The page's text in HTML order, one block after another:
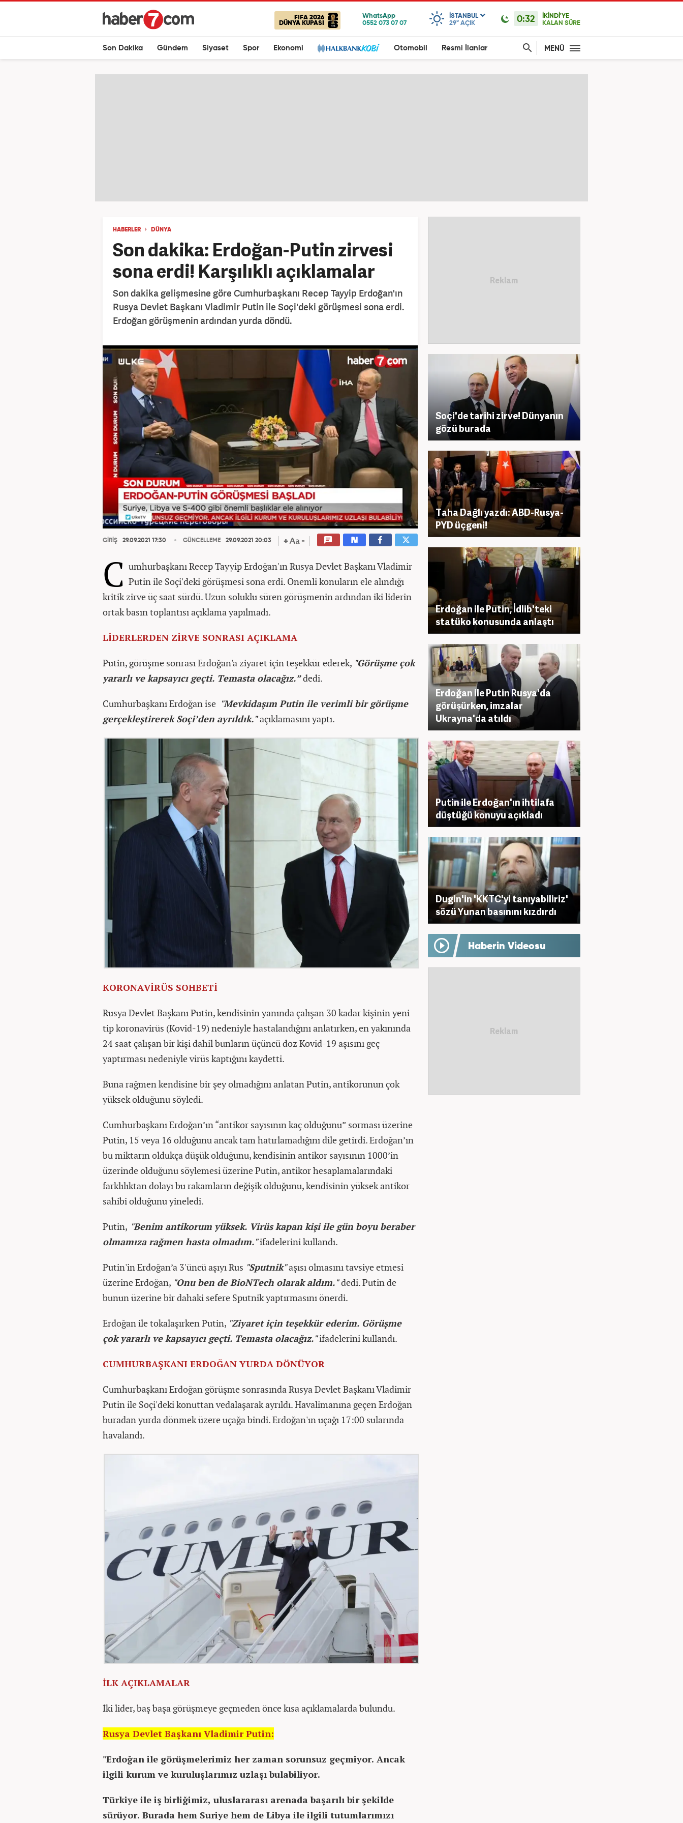
FIFA 2026
DÜNYA KUPASI
ISTANBUL
29° AÇIK 0:32
İKİNDİ'YE
KALAN SÜRE
Son Dakika Gündem Siyaset Spor Ekonomi Otomobil Resmi İlanlar MENÜ
HABERLER DÜNYA
Son dakika: Erdoğan-Putin zirvesi
sona erdi! Karşılıklı açıklamalar
Son dakika gelişmesine göre Cumhurbaşkanı Recep Tayyip Erdoğan'ın
Rusya Devlet Başkanı Vladimir Putin ile Soçi'deki görüşmesi sona erdi.
Erdoğan görüşmenin ardından yurda döndü.
GİRİŞ 29.09.2021 17:30 GÜNCELLEME 29.09.2021 20:03
C umhurbaşkanı Recep Tayyip Erdoğan'ın Rusya Devlet Başkanı Vladimir
Putin ile Soçi'deki görüşmesi sona erdi. Önemli konuların ele alındığı
kritik zirve üç saat sürdü. Uzun soluklu süren görüşmenin ardından iki liderin
ortak basın toplantısı açıklama yapılmadı.
LİDERLERDEN ZİRVE SONRASI AÇIKLAMA
Putin, görüşme sonrası Erdoğan'a ziyaret için teşekkür ederek, "Görüşme çok
yararlı ve kapsayıcı geçti. Temasta olacağız.”dedi.
Cumhurbaşkanı Erdoğan ise "Mevkidaşım Putin ile verimli bir görüşme
gerçekleştirerek Soçi’den ayrıldık."açıklamasını yaptı.
KORONAVİRÜS SOHBETİ
Rusya Devlet Başkanı Putin, kendisinin yanında çalışan 30 kadar kişinin yeni
tip koronavirüs (Kovid-19) nedeniyle hastalandığını anlatırken, en yakınında
24 saat çalışan bir kişi dahil bunların üçüncü doz Kovid-19 aşısını geç
yaptırması nedeniyle virüs kaptığını kaydetti.
Buna rağmen kendisine bir şey olmadığını anlatan Putin, antikorunun çok
yüksek olduğunu söyledi.
Cumhurbaşkanı Erdoğan’ın “antikor sayısının kaç olduğunu” sorması üzerine
Putin, 15 veya 16 olduğunu ancak tam hatırlamadığını dile getirdi. Erdoğan’ın
bu miktarın oldukça düşük olduğunu, kendisinin antikor sayısının 1000’in
üzerinde olduğunu söylemesi üzerine Putin, antikor hesaplamalarındaki
farklılıktan dolayı bu rakamların değişik olduğunu, kendisinin yüksek antikor
sahibi olduğunu yineledi.
Putin, "Benim antikorum yüksek. Virüs kapan kişi ile gün boyu beraber
olmamıza rağmen hasta olmadım."ifadelerini kullandı.
Putin'in Erdoğan’a 3'üncü aşıyı Rus "Sputnik"aşısı olmasını tavsiye etmesi
üzerine Erdoğan, "Onu ben de BioNTech olarak aldım."dedi. Putin de
bunun üzerine bir dahaki sefere Sputnik yaptırmasını önerdi.
Erdoğan ile tokalaşırken Putin, "Ziyaret için teşekkür ederim. Görüşme
çok yararlı ve kapsayıcı geçti. Temasta olacağız."ifadelerini kullandı.
CUMHURBAŞKANI ERDOĞAN YURDA DÖNÜYOR
Cumhurbaşkanı Erdoğan görüşme sonrasında Rusya Devlet Başkanı Vladimir
Putin ile Soçi'deki konuttan vedalaşarak ayrıldı. Havalimanına geçen Erdoğan
buradan yurda dönmek üzere uçağa bindi. Erdoğan'ın uçağı 17:00 sularında
havalandı.
İLK AÇIKLAMALAR
İki lider, baş başa görüşmeye geçmeden önce kısa açıklamalarda bulundu.
Rusya Devlet Başkanı Vladimir Putin:
"Erdoğan ile görüşmelerimiz her zaman sorunsuz geçmiyor. Ancak
ilgili kurum ve kuruluşlarımız uzlaşı bulabiliyor.
Türkiye ile iş birliğimiz, uluslararası arenada başarılı bir şekilde
sürüyor. Burada hem Suriye hem de Libya ile ilgili tutumlarımızı
Soçi'de tarihi zirve! Dünyanın
gözü burada
Taha Dağlı yazdı: ABD-Rusya-
PYD üçgeni!
Erdoğan ile Putin, İdlib'teki
statüko konusunda anlaştı
Erdoğan ile Putin Rusya'da
görüşürken, imzalar
Ukrayna'da atıldı
Putin ile Erdoğan'ın ihtilafa
düştüğü konuyu açıkladı
Dugin'in 'KKTC'yi tanıyabiliriz'
sözü Yunan basınını kızdırdı
Haberin Videosu